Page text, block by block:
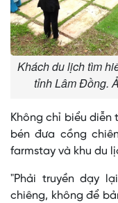
Khách du lịch tìm
tỉnh Lâm Đồng.
Không chỉ biểu diễn
bén đưa cồng
farmstay và khu du
"Phải truyền dạy
chiêng, không để